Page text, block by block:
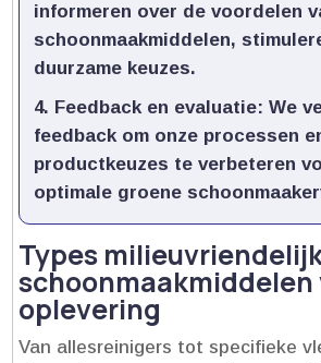
informeren over de voordelen
schoonmaakmiddelen,
duurzame keuzes.​
Feedback en evaluatie: We
feedback om onze processen
productkeuzes te verbeteren
optimale groene
Types
schoonmaakmiddelen
oplevering
Van allesreinigers tot specifieke